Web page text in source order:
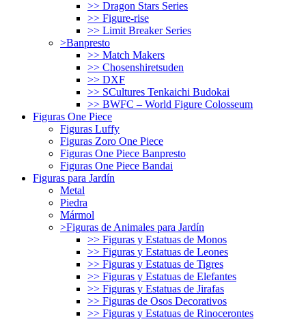
>> Dragon Stars Series
>> Figure-rise
>> Limit Breaker Series
>Banpresto
>> Match Makers
>> Chosenshiretsuden
>> DXF
>> SCultures Tenkaichi Budokai
>> BWFC – World Figure Colosseum
Figuras One Piece
Figuras Luffy
Figuras Zoro One Piece
Figuras One Piece Banpresto
Figuras One Piece Bandai
Figuras para Jardín
Metal
Piedra
Mármol
>Figuras de Animales para Jardín
>> Figuras y Estatuas de Monos
>> Figuras y Estatuas de Leones
>> Figuras y Estatuas de Tigres
>> Figuras y Estatuas de Elefantes
>> Figuras y Estatuas de Jirafas
>> Figuras de Osos Decorativos
>> Figuras y Estatuas de Rinocerontes